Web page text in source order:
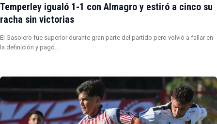
Temperley igualó 1-1 con Almagro y estiró a cinco su
racha sin victorias
El Gasolero fue superior durante gran parte del partido pero volvió a fallar en
la definición y pagó…